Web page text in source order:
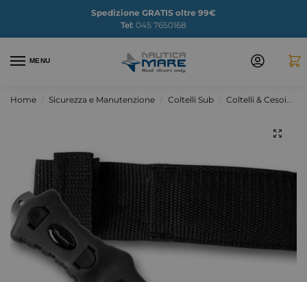
Spedizione GRATIS oltre 99€
Tel: 045 7650168
MENU
Home Sicurezza e Manutenzione Coltelli Sub Coltelli & Cesoie